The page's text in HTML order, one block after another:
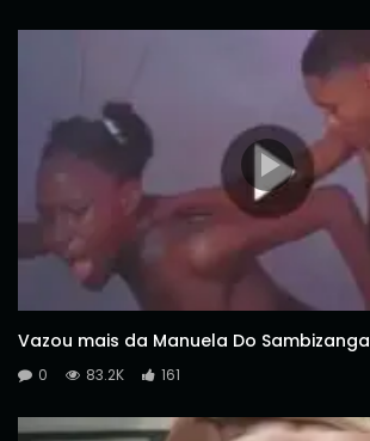
Vazou mais da Manuela Do Sambizanga
0 83.2K 161